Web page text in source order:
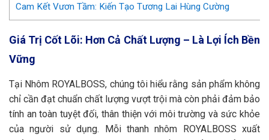
Cam Kết Vươn Tầm: Kiến Tạo Tương Lai Hùng Cường
Giá Trị Cốt Lõi: Hơn Cả Chất Lượng – Là Lợi Ích Bền
Vững
Tại Nhôm ROYALBOSS, chúng tôi hiểu rằng sản phẩm không
chỉ cần đạt chuẩn chất lượng vượt trội mà còn phải đảm bảo
tính an toàn tuyệt đối, thân thiện với môi trường và sức khỏe
của người sử dụng. Mỗi thanh nhôm ROYALBOSS xuất